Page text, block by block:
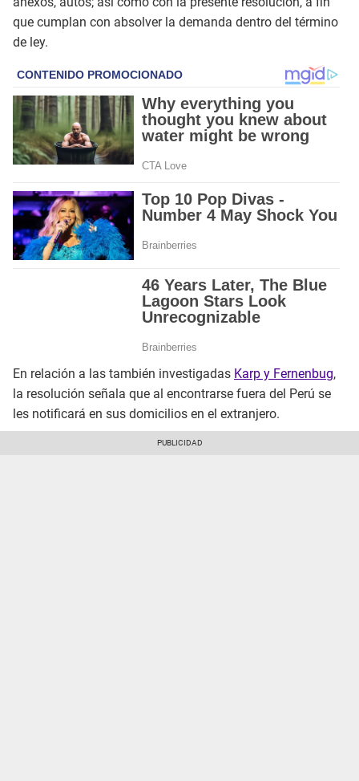
que cumplan con absolver la demanda dentro del término
de ley.
En relación a las también investigadas Karp y Fernenbug,
la resolución señala que al encontrarse fuera del Perú se
les notificará en sus domicilios en el extranjero.